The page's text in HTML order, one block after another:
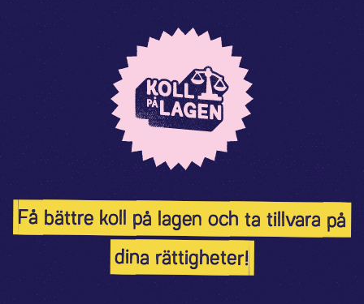
Få bättre koll på lagen och ta tillvara på
dina rättigheter!